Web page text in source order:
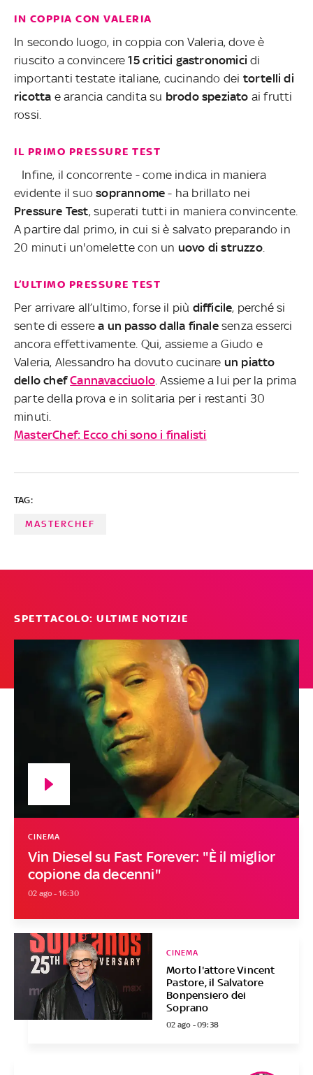
IN COPPIA CON VALERIA
In secondo luogo, in coppia con Valeria, dove è
riuscito a convincere15 critici gastronomicidi
importanti testate italiane, cucinando dei tortelli di
ricotta e arancia candita su brodo speziato ai frutti
rossi.
IL PRIMO PRESSURE TEST
Infine, il concorrente - come indica in maniera
evidente il suosoprannome - ha brillato nei
Pressure Test, superati tutti in maniera convincente.
A partire dal primo, in cui si è salvato preparando in
20 minuti un'omelette con un uovo di struzzo.
L’ULTIMO PRESSURE TEST
Per arrivare all’ultimo, forse il più difficile, perché si
sente di esserea un passo dalla finalesenza esserci
ancora effettivamente. Qui, assieme a Giudo e
Valeria, Alessandro ha dovuto cucinare un piatto
dello chef Cannavacciuolo . Assieme a lui per la prima
parte della prova e in solitaria per i restanti 30
minuti.
MasterChef: Ecco chi sono i finalisti
TAG:
MASTERCHEF
SPETTACOLO: ULTIME NOTIZIE
Vin Diesel su Fast Forever: "È il miglior
copione da decenni"
CINEMA
02 ago - 16:30
Morto l'attore Vincent
Pastore, il Salvatore
Bonpensiero dei
Soprano
CINEMA
02 ago - 09:38